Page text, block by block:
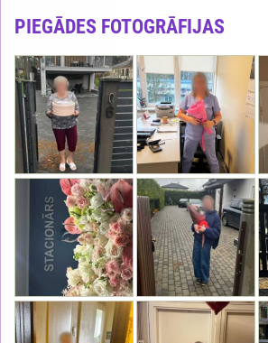
PIEGĀDES FOTOGRĀFIJAS